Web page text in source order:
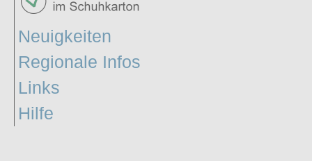
Neuigkeiten
Regionale Infos
Links
Hilfe